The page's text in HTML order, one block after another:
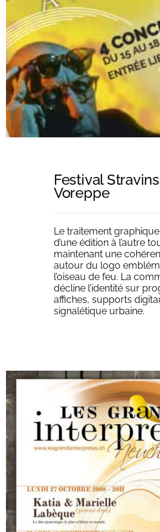
Festival
Voreppe
Le traitement
d’une édition à l’autre
maintenant une
autour du logo
l’oiseau de feu. La
décline l’identité sur
affiches, supports
signalétique urbaine.
Solutions